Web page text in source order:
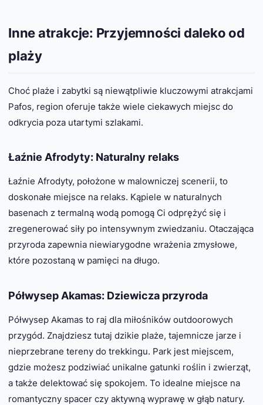
Inne atrakcje: Przyjemności daleko od
plaży
Choć plaże i zabytki są niewątpliwie kluczowymi atrakcjami
Pafos, region oferuje także wiele ciekawych miejsc do
odkrycia poza utartymi szlakami.
Łaźnie Afrodyty: Naturalny relaks
Łaźnie Afrodyty, położone w malowniczej scenerii, to
doskonałe miejsce na relaks. Kąpiele w naturalnych
basenach z termalną wodą pomogą Ci odprężyć się i
zregenerować siły po intensywnym zwiedzaniu. Otaczająca
przyroda zapewnia niewiarygodne wrażenia zmysłowe,
które pozostaną w pamięci na długo.
Półwysep Akamas: Dziewicza przyroda
Półwysep Akamas to raj dla miłośników outdoorowych
przygód. Znajdziesz tutaj dzikie plaże, tajemnicze jarze i
nieprzebrane tereny do trekkingu. Park jest miejscem,
gdzie możesz podziwiać unikalne gatunki roślin i zwierząt,
a także delektować się spokojem. To idealne miejsce na
romantyczny spacer czy aktywną wyprawę w głąb natury.